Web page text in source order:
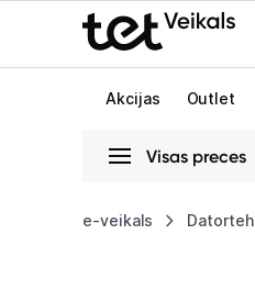
Uz kategorijam
Akcijas Outlet
Visas preces
e-veikals